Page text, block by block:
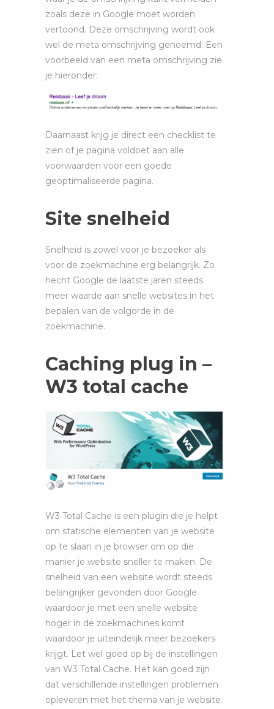
zoals deze in Google moet worden
vertoond. Deze omschrijving wordt ook
wel de meta omschrijving genoemd. Een
voorbeeld van een meta omschrijving zie
je hieronder:
Daarnaast krijg je direct een checklist te
zien of je pagina voldoet aan alle
voorwaarden voor een goede
geoptimaliseerde pagina.
Site snelheid
Snelheid is zowel voor je bezoeker als
voor de zoekmachine erg belangrijk. Zo
hecht Google de laatste jaren steeds
meer waarde aan snelle websites in het
bepalen van de volgorde in de
zoekmachine.
Caching plug in –
W3 total cache
W3 Total Cache is een plugin die je helpt
om statische elementen van je website
op te slaan in je browser om op die
manier je website sneller te maken. De
snelheid van een website wordt steeds
belangrijker gevonden door Google
waardoor je met een snelle website
hoger in de zoekmachines komt
waardoor je uiteindelijk meer bezoekers
krijgt. Let wel goed op bij de instellingen
van W3 Total Cache. Het kan goed zijn
dat verschillende instellingen problemen
opleveren met het thema van je website.